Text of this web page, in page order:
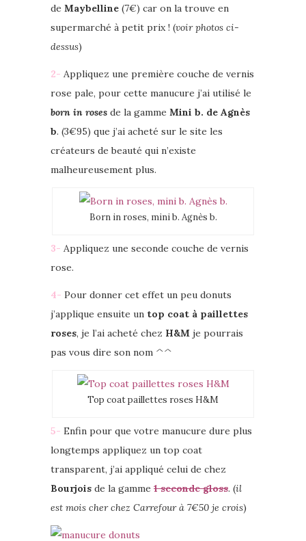
de Maybelline (7€) car on la trouve en
supermarché à petit prix ! (voir photos ci-
dessus)
2- Appliquez une première couche de vernis
rose pale, pour cette manucure j’ai utilisé le
born in roses de la gamme Mini b. de Agnès
b. (3€95) que j’ai acheté sur le site les
créateurs de beauté qui n’existe
malheureusement plus.
Born in roses, mini b. Agnès b.
3- Appliquez une seconde couche de vernis
rose.
4- Pour donner cet effet un peu donuts
j’applique ensuite un top coat à paillettes
roses, je l’ai acheté chez H&M je pourrais
pas vous dire son nom ^^
Top coat paillettes roses H&M
5- Enfin pour que votre manucure dure plus
longtemps appliquez un top coat
transparent, j’ai appliqué celui de chez
Bourjois de la gamme 1 seconde gloss. (il
est mois cher chez Carrefour à 7€50 je crois)